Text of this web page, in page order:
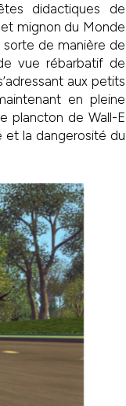
didactiques de
mignon du Monde
de manière de
vue rébarbatif de
aux petits
en pleine
plancton de Wall-E
et la dangerosité du